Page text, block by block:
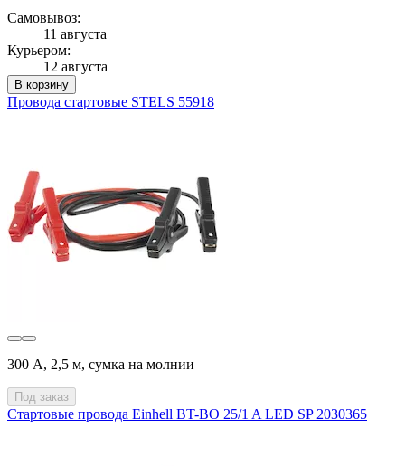
Самовывоз:
11 августа
Курьером:
12 августа
В корзину
Провода стартовые STELS 55918
300 А, 2,5 м, сумка на молнии
Под заказ
Стартовые провода Einhell BT-BO 25/1 A LED SP 2030365